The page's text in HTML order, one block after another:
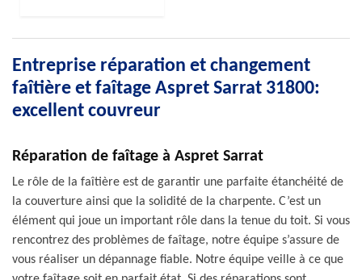
Entreprise réparation et changement
faîtière et faîtage Aspret Sarrat 31800:
excellent couvreur
Réparation de faîtage à Aspret Sarrat
Le rôle de la faîtière est de garantir une parfaite étanchéité de
la couverture ainsi que la solidité de la charpente. C’est un
élément qui joue un important rôle dans la tenue du toit. Si vous
rencontrez des problèmes de faîtage, notre équipe s’assure de
vous réaliser un dépannage fiable. Notre équipe veille à ce que